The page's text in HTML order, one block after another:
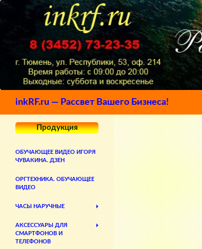
inkRF.ru — Рассвет Вашего Бизнеса!
Продукция
ОБУЧАЮЩЕЕ ВИДЕО ИГОРЯ
ЧУВАКИНА. ДЗЕН
ОРГТЕХНИКА. ОБУЧАЮЩЕЕ
ВИДЕО
ЧАСЫ НАРУЧНЫЕ
АКСЕССУАРЫ ДЛЯ
СМАРТФОНОВ И
ТЕЛЕФОНОВ